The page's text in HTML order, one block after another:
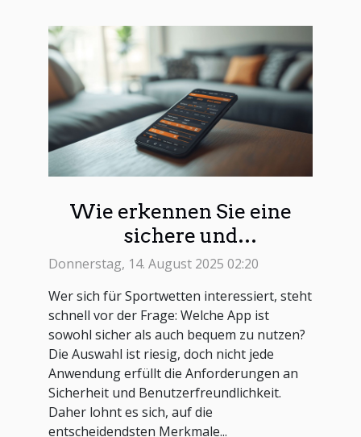
Wie erkennen Sie eine
sichere und
benutzerfreundliche
Donnerstag, 14. August 2025 02:20
Wer sich für Sportwetten interessiert, steht
schnell vor der Frage: Welche App ist
sowohl sicher als auch bequem zu nutzen?
Die Auswahl ist riesig, doch nicht jede
Anwendung erfüllt die Anforderungen an
Sicherheit und Benutzerfreundlichkeit.
Daher lohnt es sich, auf die
entscheidendsten Merkmale...